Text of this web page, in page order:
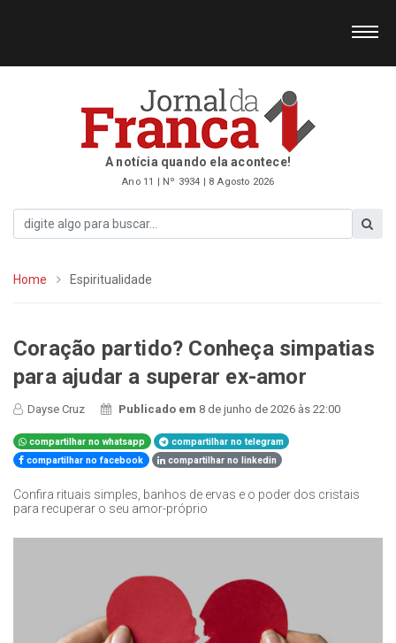
A notícia quando ela acontece!
Ano 11 | Nº 3934 | 8 Agosto 2026
Home Espiritualidade
Coração partido? Conheça simpatias
para ajudar a superar ex-amor
Dayse Cruz Publicado em 8 de junho de 2026 às 22:00
compartilhar no whatsapp
compartilhar no telegram
compartilhar no facebook
compartilhar no linkedin
Confira rituais simples, banhos de ervas e o poder dos cristais
para recuperar o seu amor-próprio